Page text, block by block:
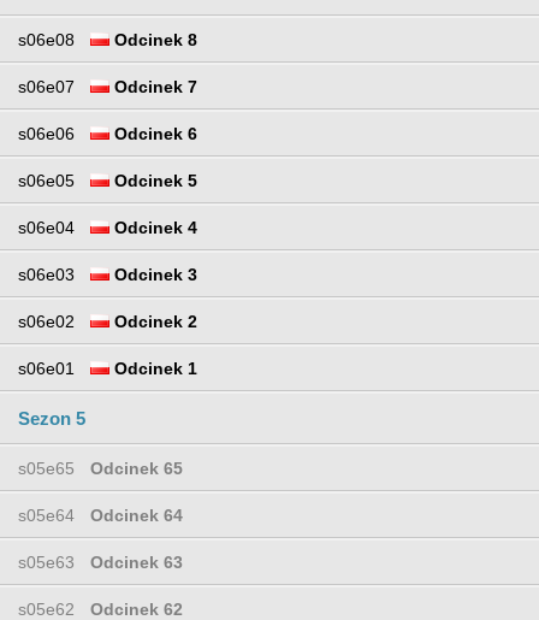
s06e08 Odcinek 8
s06e07 Odcinek 7
s06e06 Odcinek 6
s06e05 Odcinek 5
s06e04 Odcinek 4
s06e03 Odcinek 3
s06e02 Odcinek 2
s06e01 Odcinek 1
Sezon 5
s05e65 Odcinek 65
s05e64 Odcinek 64
s05e63 Odcinek 63
s05e62 Odcinek 62